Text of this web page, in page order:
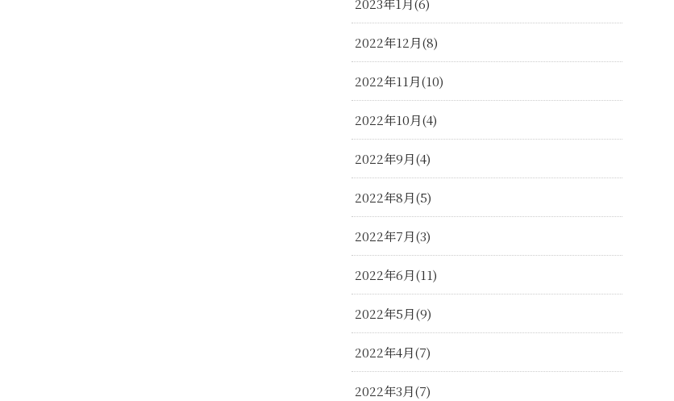
2022年12月 8
2022年11月 10
2022年10月 4
2022年9月 4
2022年8月 5
2022年7月 3
2022年6月 11
2022年5月 9
2022年4月 7
2022年3月 7